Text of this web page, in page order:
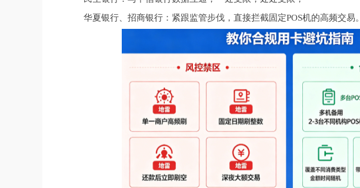
华夏银行、招商银行：紧跟监管步伐，直接拦截固定POS机的高频交易。